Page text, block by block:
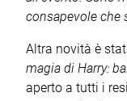
consapevole che
Altra novità è
magia di Harry:
aperto a tutti i